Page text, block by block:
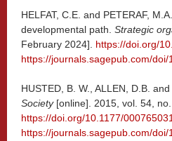
HELFAT, C.E. and PETERAF,
developmental path. Strategic
February 2024]. https://doi.org/
https://journals.sagepub.com/
HUSTED, B. W., ALLEN, D.B.
Society[online]. 2015, vol. 54,
https://doi.org/10.1177/
https://journals.sagepub.com/